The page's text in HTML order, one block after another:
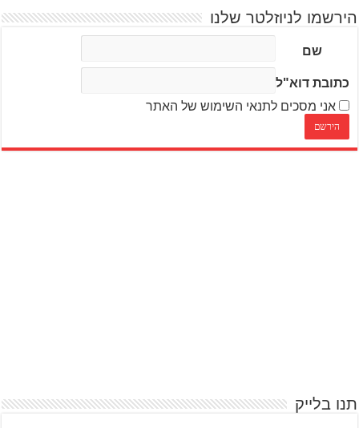
הירשמו לניוזלטר שלנו
שם
כתובת דוא"ל
אני מסכים לתנאי השימוש של האתר
תנו בלייק